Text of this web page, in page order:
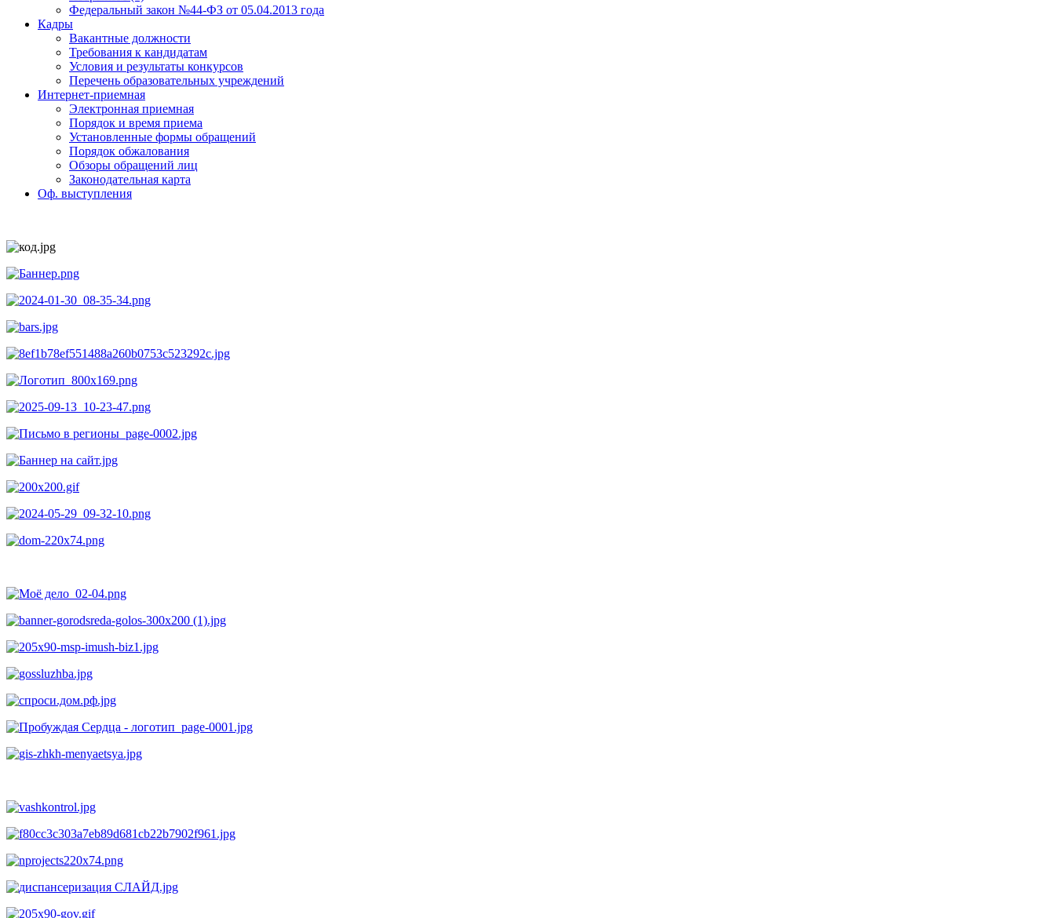
Федеральный закон №44-ФЗ от 05.04.2013 года
Кадры
Вакантные должности
Требования к кандидатам
Условия и результаты конкурсов
Перечень образовательных учреждений
Интернет-приемная
Электронная приемная
Порядок и время приема
Установленные формы обращений
Порядок обжалования
Обзоры обращений лиц
Законодательная карта
Оф. выступления